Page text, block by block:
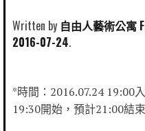
Written by 自由人藝術公寓
2016-07-24
*時間：2016.07.24 19:00
19:30開始，預計21:00結束